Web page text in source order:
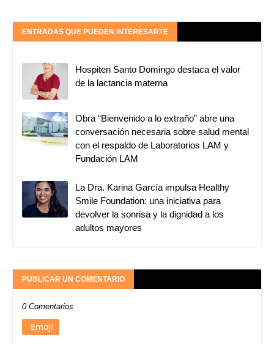
ENTRADAS QUE PUEDEN INTERESARTE
Hospiten Santo Domingo destaca el valor
de la lactancia materna
Obra “Bienvenido a lo extraño” abre una
conversación necesaria sobre salud mental
con el respaldo de Laboratorios LAM y
Fundación LAM
La Dra. Karina García impulsa Healthy
Smile Foundation: una iniciativa para
devolver la sonrisa y la dignidad a los
adultos mayores
PUBLICAR UN COMENTARIO
0 Comentarios
Emoji